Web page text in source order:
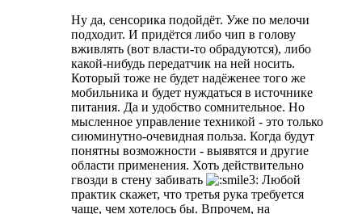
Ну да, сенсорика подойдёт. Уже по мелочи
подходит. И придётся либо чип в голову
вживлять (вот власти-то обрадуются), либо
какой-нибудь передатчик на ней носить.
Который тоже не будет надёженее того же
мобильника и будет нуждаться в источнике
питания. Да и удобство сомнительное. Но
мысленное управление техникой - это только
сиюминутно-очевидная польза. Когда будут
понятны возможности - выявятся и другие
области применения. Хоть действительно
гвозди в стену забивать
Любой
практик скажет, что третья рука требуется
чаще, чем хотелось бы. Впрочем, на